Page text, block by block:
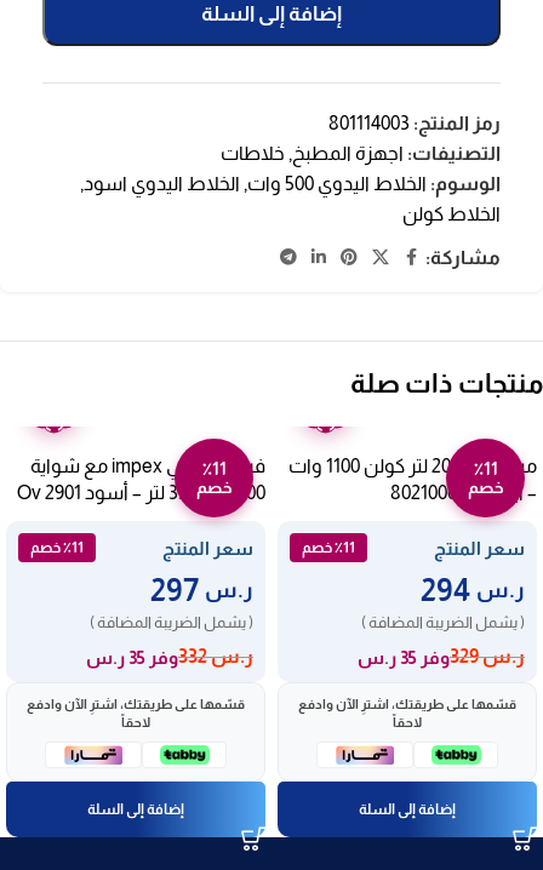
إضافة إلى السلة
رمز المنتج: 801114003
التصنيفات: اجهزة المطبخ , خلاطات
الوسوم: الخلاط اليدوي 500 وات , الخلاط اليدوي اسود,
الخلاط كولن
مشاركة:
منتجات ذات صلة
٪11
خصم
ميكروويف 20 لتر كولن 1100 وات
– أبيض 802100002
سعر المنتج ٪11 خصم
ر.س
( يشمل الضريبة المضافة )
ر.س329 وفر 35 ر.س
قسّمها على طريقتك، اشترِ الآن وادفع
لاحقاً
إضافة إلى السلة
٪11
خصم
فرن كهربائي impex مع شواية
1500 وات 35 لتر – أسود Ov 2901
سعر المنتج ٪11 خصم
ر.س
( يشمل الضريبة المضافة )
ر.س332 وفر 35 ر.س
قسّمها على طريقتك، اشترِ الآن وادفع
لاحقاً
إضافة إلى السلة